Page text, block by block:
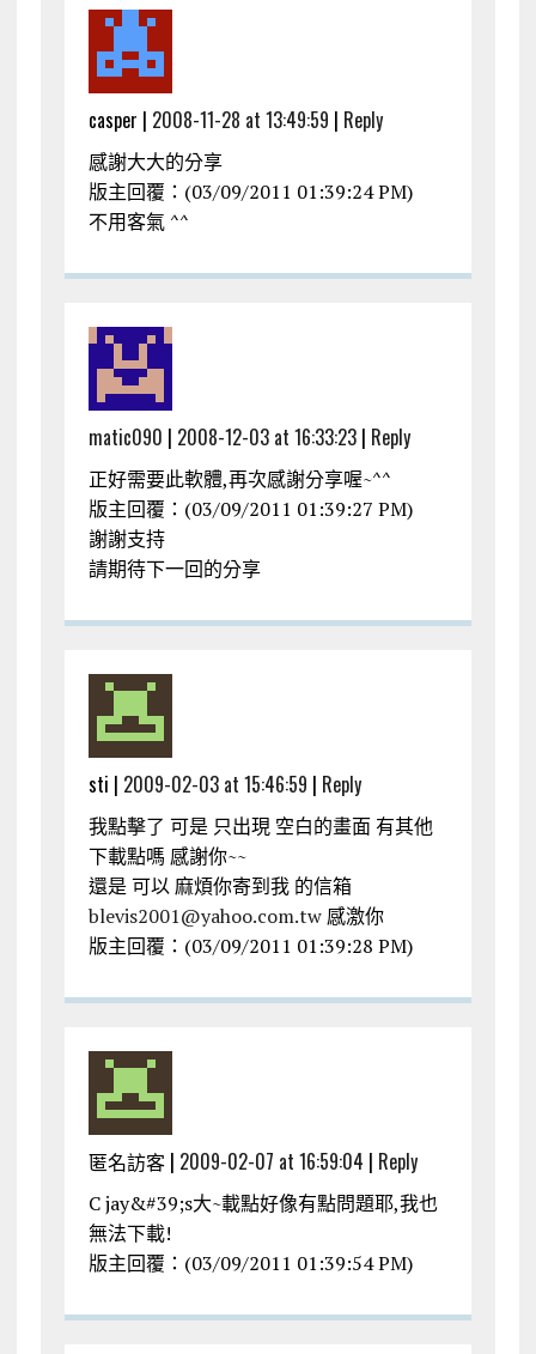
casper | 2008-11-28 at 13:49:59 | Reply
感謝大大的分享
版主回覆：(03/09/2011 01:39:24 PM)
不用客氣 ^^
matic090 | 2008-12-03 at 16:33:23| Reply
正好需要此軟體,再次感謝分享喔~^^
版主回覆：(03/09/2011 01:39:27 PM)
謝謝支持
請期待下一回的分享
sti | 2009-02-03 at 15:46:59 | Reply
我點擊了 可是 只出現 空白的畫面 有其他
下載點嗎 感謝你~~
還是 可以 麻煩你寄到我 的信箱
blevis2001@yahoo.com.tw感激你
版主回覆：(03/09/2011 01:39:28 PM)
匿名訪客 | 2009-02-07 at 16:59:04 | Reply
C jay&#39;s大~載點好像有點問題耶,我也
無法下載!
版主回覆：(03/09/2011 01:39:54 PM)